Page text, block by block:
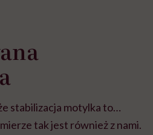
stabilizacja motylka to…
tak jest również z nami.